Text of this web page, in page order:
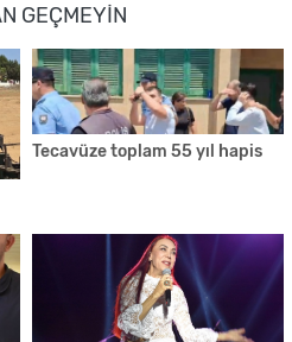
GEÇMEYIN
Tecavüze toplam 55 yıl hapis